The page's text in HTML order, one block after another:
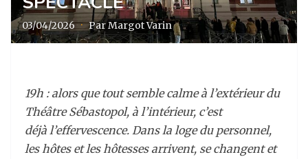
03/04/2026 · Par Margot Varin
19h : alors que tout semble calme à l’extérieur du
Théâtre Sébastopol, à l’intérieur, c’est
déjà l’effervescence. Dans la loge du personnel,
les hôtes et les hôtesses arrivent, se changent et